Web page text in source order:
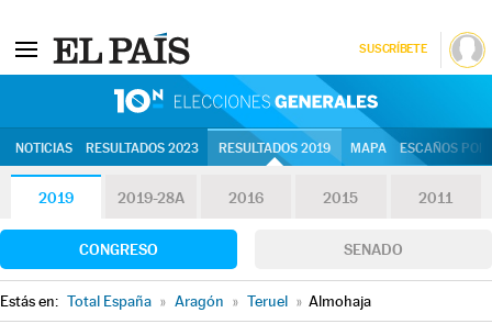
SUSCRÍBETE
NOTICIAS RESULTADOS 2023 RESULTADOS 2019 MAPA ESCAÑOS
2019 2019-28A 2016 2015 2011
CONGRESO SENADO
Estás en: Total España » Aragón » Teruel » Almohaja